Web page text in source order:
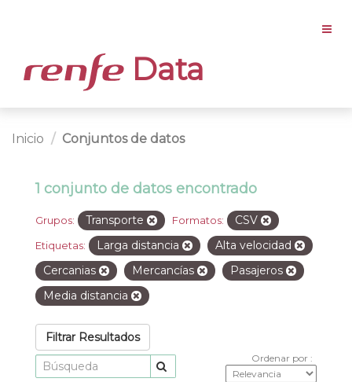
Data
Inicio Conjuntos de datos
1 conjunto de datos encontrado
Grupos: Transporte Formatos: CSV
Etiquetas: Larga distancia
Alta velocidad
Cercanias
Mercancías
Pasajeros
Media distancia
Filtrar Resultados
Ordenar por